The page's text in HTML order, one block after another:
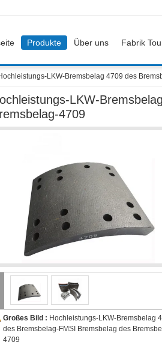
Produkte Über uns Fabrik
LKW-Bremsbelag 4709 des
LKW-
4709
Großes Bild : Hochleistungs-LKW-Bremsbelag
des Bremsbelag-FMSI Bremsbelag des
4709